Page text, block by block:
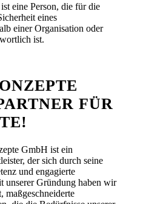
eine Person, die für die
eines
einer Organisation oder
ist.
FÜR
GmbH ist ein
der sich durch seine
und engagierte
unserer Gründung haben wir
maßgeschneiderte